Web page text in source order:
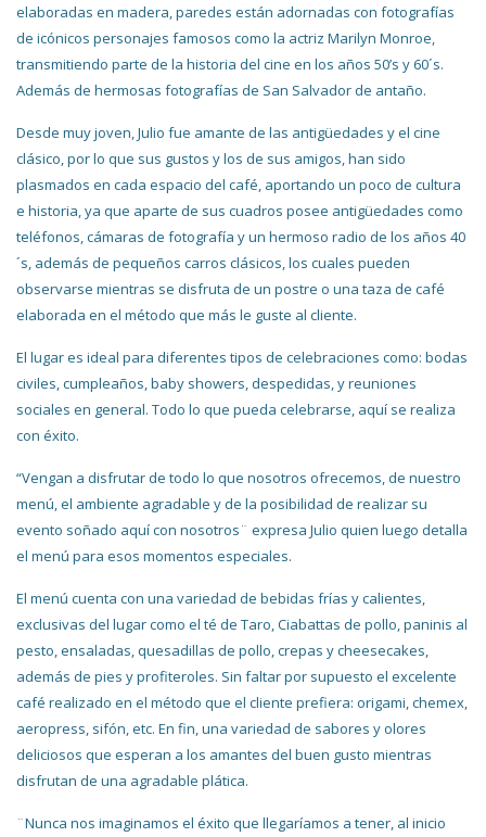
elaboradas en madera, paredes están adornadas con fotografías
de icónicos personajes famosos como la actriz Marilyn Monroe,
transmitiendo parte de la historia del cine en los años 50’s y 60´s.
Además de hermosas fotografías de San Salvador de antaño.
Desde muy joven, Julio fue amante de las antigüedades y el cine
clásico, por lo que sus gustos y los de sus amigos, han sido
plasmados en cada espacio del café, aportando un poco de cultura
e historia, ya que aparte de sus cuadros posee antigüedades como
teléfonos, cámaras de fotografía y un hermoso radio de los años 40
´s, además de pequeños carros clásicos, los cuales pueden
observarse mientras se disfruta de un postre o una taza de café
elaborada en el método que más le guste al cliente.
El lugar es ideal para diferentes tipos de celebraciones como: bodas
civiles, cumpleaños, baby showers, despedidas, y reuniones
sociales en general. Todo lo que pueda celebrarse, aquí se realiza
con éxito.
“Vengan a disfrutar de todo lo que nosotros ofrecemos, de nuestro
menú, el ambiente agradable y de la posibilidad de realizar su
evento soñado aquí con nosotros¨ expresa Julio quien luego detalla
el menú para esos momentos especiales.
El menú cuenta con una variedad de bebidas frías y calientes,
exclusivas del lugar como el té de Taro, Ciabattas de pollo, paninis al
pesto, ensaladas, quesadillas de pollo, crepas y cheesecakes,
además de pies y profiteroles. Sin faltar por supuesto el excelente
café realizado en el método que el cliente prefiera: origami, chemex,
aeropress, sifón, etc. En fin, una variedad de sabores y olores
deliciosos que esperan a los amantes del buen gusto mientras
disfrutan de una agradable plática.
¨Nunca nos imaginamos el éxito que llegaríamos a tener, al inicio